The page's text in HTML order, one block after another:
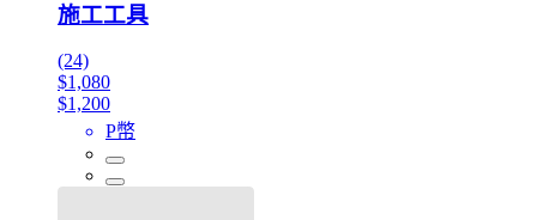
施工工具
(24)
$1,080
$1,200
P幣